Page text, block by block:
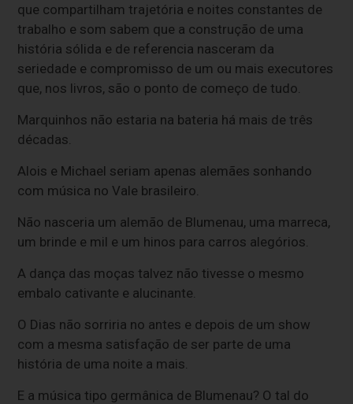
que compartilham trajetória e noites constantes de
trabalho e som sabem que a construção de uma
história sólida e de referencia nasceram da
seriedade e compromisso de um ou mais executores
que, nos livros, são o ponto de começo de tudo.
Marquinhos não estaria na bateria há mais de três
décadas.
Alois e Michael seriam apenas alemães sonhando
com música no Vale brasileiro.
Não nasceria um alemão de Blumenau, uma marreca,
um brinde e mil e um hinos para carros alegórios.
A dança das moças talvez não tivesse o mesmo
embalo cativante e alucinante.
O Dias não sorriria no antes e depois de um show
com a mesma satisfação de ser parte de uma
história de uma noite a mais.
E a música tipo germânica de Blumenau? O tal do